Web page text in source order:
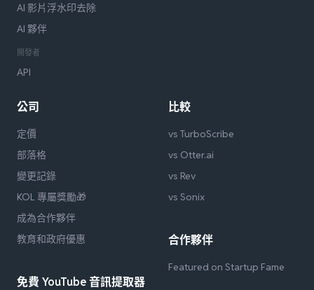
AI 影片浮水印去除
AI 夥伴
開發者
API
公司
定價
部落格
變更記錄
KOL 專屬獎勵🎁
成為合作夥伴
教育和政府優惠
免費 YouTube 音訊提取器
比較
vs TurboScribe
vs Otter.ai
vs Rev
vs Sonix
合作夥伴
Featured on Startup Fame